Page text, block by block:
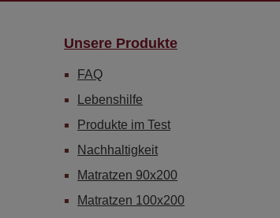
Unsere Produkte
FAQ
Lebenshilfe
Produkte im Test
Nachhaltigkeit
Matratzen 90x200
Matratzen 100x200